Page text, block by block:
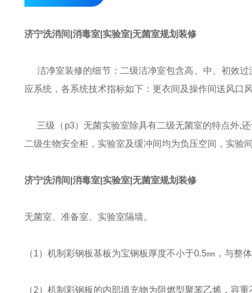
济宁洗消间|消毒室|实验室|无菌室规划装修
洁净室装修的细节： 二级洁净室包含高、中、初效
应系统 ，各系统技术指标如下：更衣间及操作间送风口
三级（p3）无菌实验室除具有二级无菌室的特点外,
二级生物安全柜，实验室及缓冲间均为负压空间，实验
济宁洗消间|消毒室|实验室|无菌室规划装修
无菌室、准备室、实验室隔墙。
（1）机制彩钢板基板为宝钢板厚度不小于0.5㎜，与整
（2）机制彩钢板的内部填充物为阻燃型聚苯乙烯，容重